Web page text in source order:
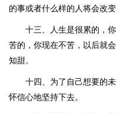
的事或者什么样的人将会改变
十三、人生是很累的，
苦的，你现在不苦，以后就
知甜。
十四、为了自己想要的
怀信心地坚持下去。